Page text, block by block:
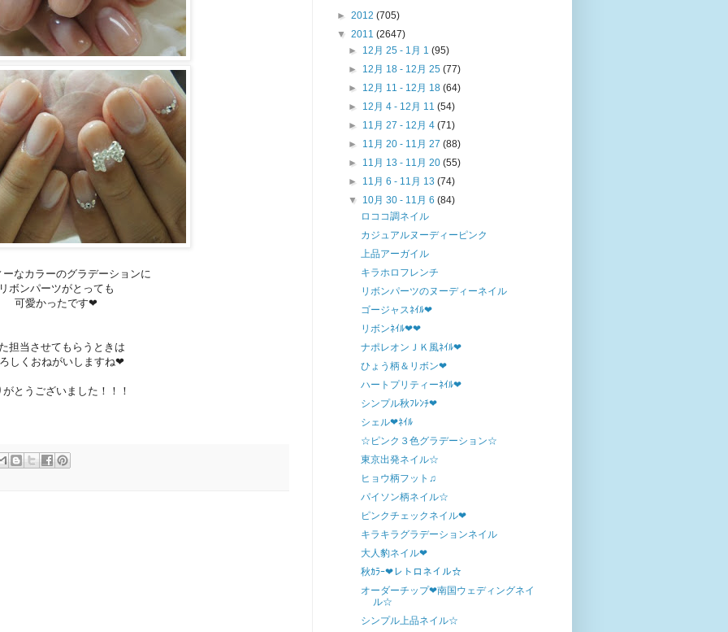
ーなカラーのグラデーションに
ボンパーツがとっても
可愛かったです❤
担当させてもらうときは
しくおねがいしますね❤
がとうございました！！！
► 2012 (705)
▼ 2011 (2647)
► 12月 25 - 1月 1(95)
► 12月 18 - 12月 25(77)
► 12月 11 - 12月 18(64)
► 12月 4 - 12月 11(54)
► 11月 27 - 12月 4(71)
► 11月 20 - 11月 27(88)
► 11月 13 - 11月 20(55)
► 11月 6 - 11月 13(74)
▼ 10月 30 - 11月 6(84)
ロココ調ネイル
カジュアルヌーディーピンク
上品アーガイル
キラホロフレンチ
リボンパーツのヌーディーネイル
ゴージャスﾈｲﾙ❤
リボンﾈｲﾙ❤❤
ナポレオンＪＫ風ﾈｲﾙ❤
ひょう柄＆リボン❤
ハートプリティーﾈｲﾙ❤
シンプル秋ﾌﾚﾝﾁ❤
シェル❤ﾈｲﾙ
☆ピンク３色グラデーション☆
東京出発ネイル☆
ヒョウ柄フット♫
パイソン柄ネイル☆
ピンクチェックネイル❤
キラキラグラデーションネイル
大人豹ネイル❤
秋ｶﾗｰ❤レトロネイル☆
オーダーチップ❤南国ウェディングネイ
ル☆
シンプル上品ネイル☆